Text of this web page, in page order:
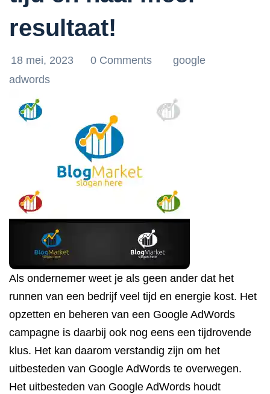
resultaat!
18 mei, 2023 0 Comments
google
adwords
Als ondernemer weet je als geen ander dat het
runnen van een bedrijf veel tijd en energie kost. Het
opzetten en beheren van een Google AdWords
campagne is daarbij ook nog eens een tijdrovende
klus. Het kan daarom verstandig zijn om het
uitbesteden van Google AdWords te overwegen.
Het uitbesteden van Google AdWords houdt